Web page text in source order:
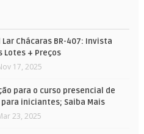
Lar Chácaras BR-407: Invista
Lotes + Preços
17, 2025
para o curso presencial de
iniciantes; Saiba Mais
23, 2025